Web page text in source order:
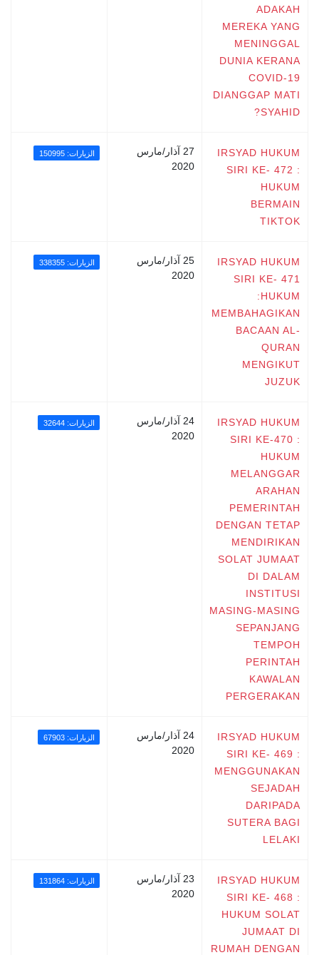
ADAKAH
MEREKA YANG
MENINGGAL
DUNIA KERANA
COVID-19
DIANGGAP MATI
SYAHID?
IRSYAD HUKUM
SIRI KE- 472 :
HUKUM
BERMAIN
TIKTOK
27 آذار/مارس
2020
الزيارات: 150995
IRSYAD HUKUM
SIRI KE- 471
:HUKUM
MEMBAHAGIKAN
BACAAN AL-
QURAN
MENGIKUT
JUZUK
25 آذار/مارس
2020
الزيارات: 338355
IRSYAD HUKUM
SIRI KE-470 :
HUKUM
MELANGGAR
ARAHAN
PEMERINTAH
DENGAN TETAP
MENDIRIKAN
SOLAT JUMAAT
DI DALAM
INSTITUSI
MASING-MASING
SEPANJANG
TEMPOH
PERINTAH
KAWALAN
PERGERAKAN
24 آذار/مارس
2020
الزيارات: 32644
IRSYAD HUKUM
SIRI KE- 469 :
MENGGUNAKAN
SEJADAH
DARIPADA
SUTERA BAGI
LELAKI
24 آذار/مارس
2020
الزيارات: 67903
IRSYAD HUKUM
SIRI KE- 468 :
HUKUM SOLAT
JUMAAT DI
RUMAH DENGAN
23 آذار/مارس
2020
الزيارات: 131864